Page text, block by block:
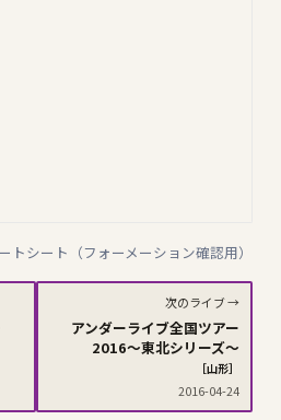
トシート（フォーメーション確認用）
次のライブ →
アンダーライブ全国ツアー
2016〜東北シリーズ〜
［山形］
2016-04-24